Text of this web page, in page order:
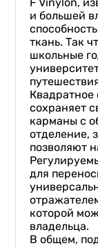
и большей
ткань. Так
школьные
Квадратное
сохраняет
карманы с
отделение,
позволяют
для
которой
владельца.
В общем,